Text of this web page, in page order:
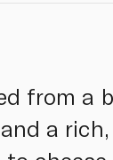
from a
a